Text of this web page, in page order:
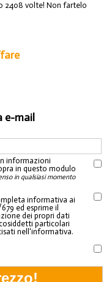
2408 volte! Non fartelo
e-mail
informazioni
in questo modulo
in qualsiasi momento
informativa ai
ed esprime il
dei propri dati
particolari
nell'informativa.